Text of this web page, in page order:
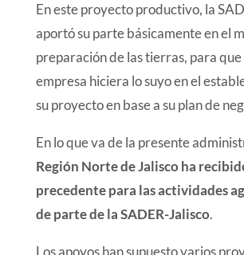
En este proyecto productivo, la
aportó su parte básicamente en el
preparación de las tierras, para que
empresa hiciera lo suyo en el
su proyecto en base a su plan de
En lo que va de la presente
Región Norte de Jalisco ha
precedente para las actividades
de parte de la SADER-Jalisco.
Los apoyos han supuesto varios